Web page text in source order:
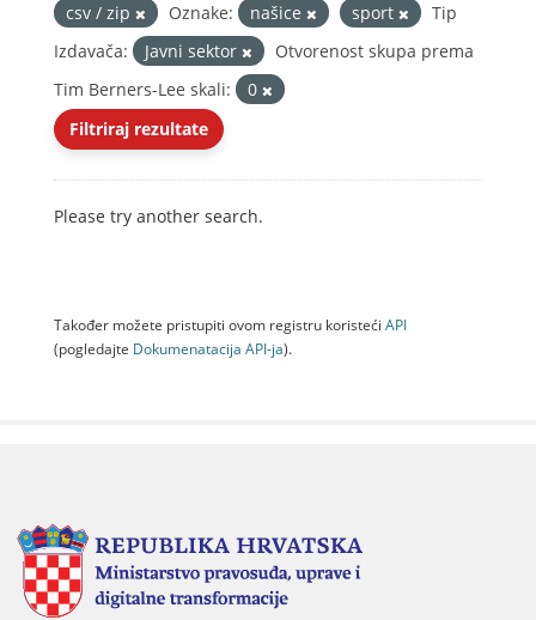
csv / zip
Oznake: našice sport
Tip
Izdavača:
Javni sektor
Otvorenost skupa prema
Tim Berners-Lee skali:
0
Filtriraj rezultate
Please try another search.
Također možete pristupiti ovom registru koristeći API
(pogledajte Dokumenаtаcijа API-jа).